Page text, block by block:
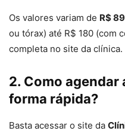
Os valores variam de R$
ou tórax) até R$ 180 (com
completa no site da clínica.
2. Como
forma rápida?
Basta acessar o site da